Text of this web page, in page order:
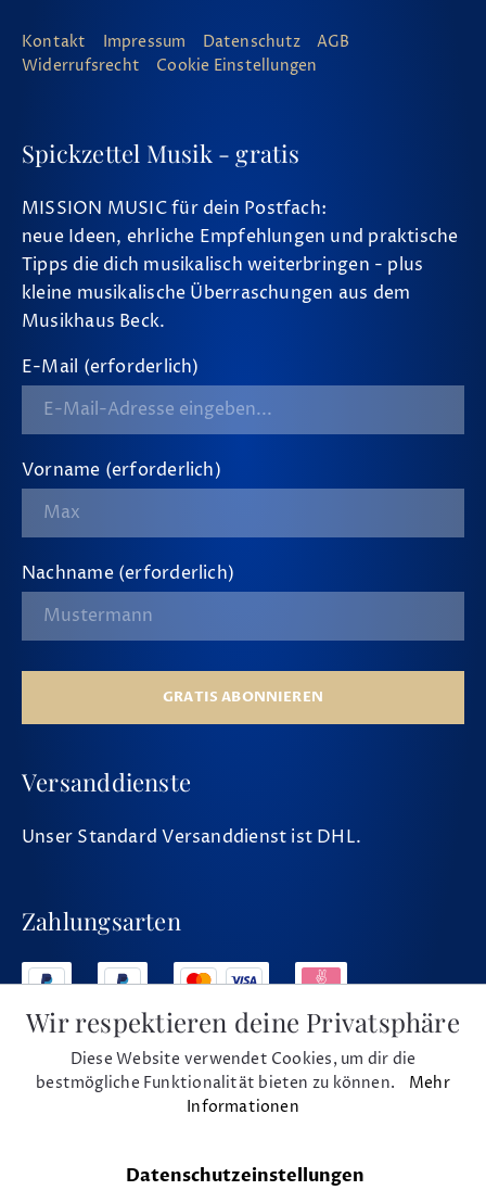
Kontakt Impressum Datenschutz
AGB
Widerrufsrecht
Cookie Einstellungen
Spickzettel Musik - gratis
MISSION MUSIC für dein Postfach:
neue Ideen, ehrliche Empfehlungen und praktische
Tipps die dich musikalisch weiterbringen - plus
kleine musikalische Überraschungen aus dem
Musikhaus Beck.
E-Mail (erforderlich)
Vorname (erforderlich)
Nachname (erforderlich)
GRATIS ABONNIEREN
Versanddienste
Unser Standard Versanddienst ist DHL.
Zahlungsarten
Social Media
Wir respektieren deine Privatsphäre
Diese Website verwendet Cookies, um dir die
bestmögliche Funktionalität bieten zu können. Mehr
Informationen
Datenschutzeinstellungen